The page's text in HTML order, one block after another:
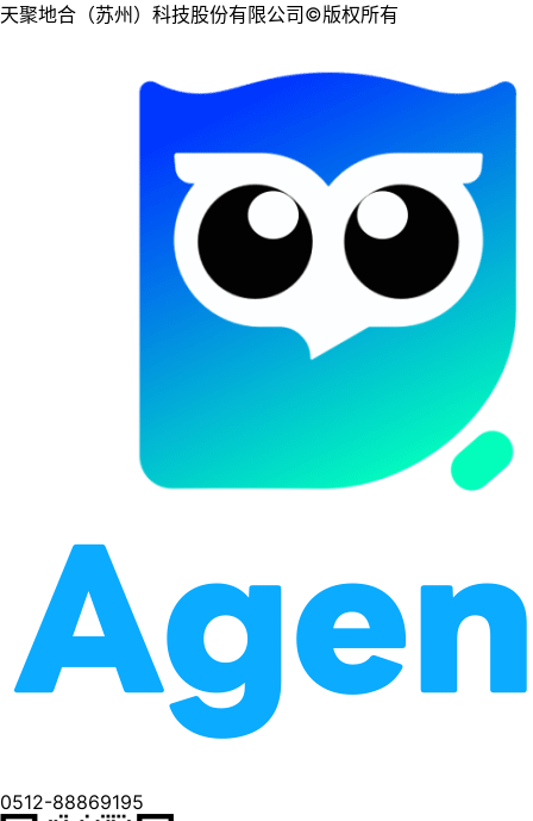
天聚地合（苏州）科技股份有限公司©版权所有
0512-88869195